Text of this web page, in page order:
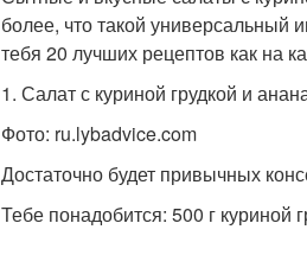
Салаты с сердцем
более, что такой универсальный
тебя 20 лучших рецептов как на
1. Салат с куриной грудкой и
Фото: ru.lybadvice.com
Достаточно будет привычных
Тебе понадобится: 500 г куриной